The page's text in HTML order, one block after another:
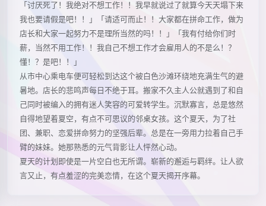
「讨厌死了！我绝对不想工作！！我早就说过了就算今天天塌下来
我也要请假是吧！！」「请适可而止！！大家都在拼命工作，做为
店长和大家一起努力不是理所当然的吗！！」「我有付给你们时
薪，当然不用工作！！我自己不想工作才会雇用人的不是么！？
懂！？是吧！！」
从市中心乘电车便可轻松到达这个被白色沙滩环绕地充满生气的避
暑地。店长的悲鸣声每日不绝于耳。搬家不久主人公就遇到了和自
己同时被编入的拥有迷人笑容的可爱转学生。沉默寡言，总是悠然
自得地望着夏空，有点不可思议的邻桌女孩。这个夏天，为了社
团、兼职、恋爱拼命努力的坚强后辈。总是在一旁用力拉着自己手
臂的妹妹。她那熟悉的元气背影让人怦然心动。
夏天的计划即使是一片空白也无所谓。崭新的邂逅与羁绊。让人欲
言又止，有点羞涩的完美恋情，在这个夏天揭开序幕。